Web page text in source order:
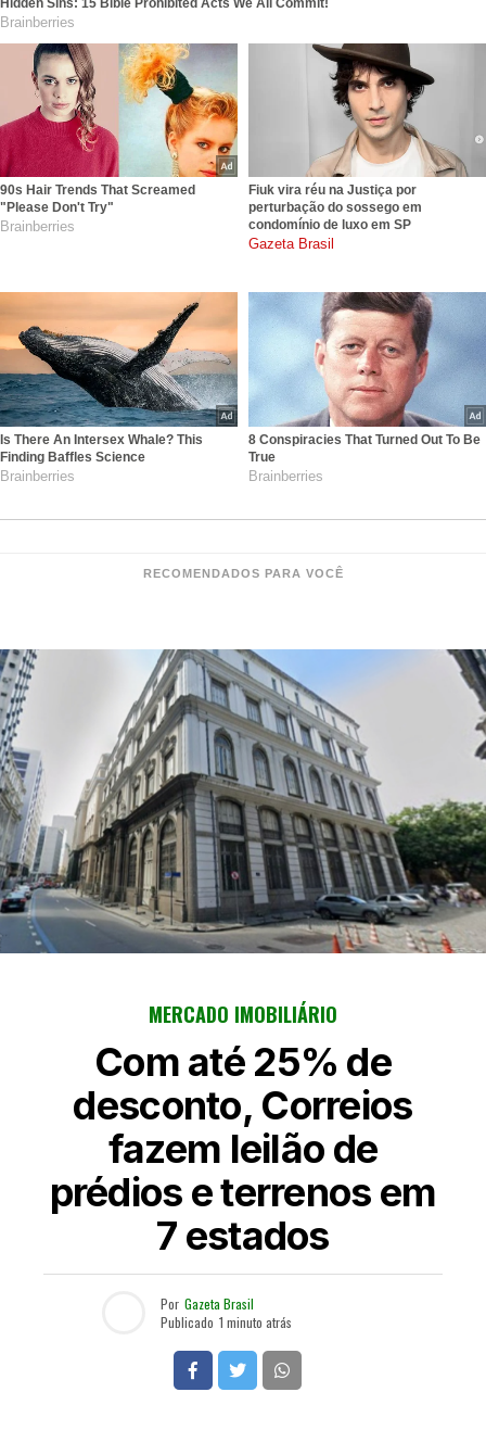
Hidden Sins: 15 Bible Prohibited Acts We All Commit!
Brainberries
90s Hair Trends That Screamed
"Please Don't Try"
Brainberries
Fiuk vira réu na Justiça por
perturbação do sossego em
condomínio de luxo em SP
gazetabrasil.com.br
Is There An Intersex Whale? This
Finding Baffles Science
Brainberries
8 Conspiracies That Turned Out To Be
True
Brainberries
RECOMENDADOS PARA VOCÊ
MERCADO IMOBILIÁRIO
Com até 25% de
desconto, Correios
fazem leilão de
prédios e terrenos em
7 estados
Por Gazeta Brasil
Publicado 1 minuto atrás